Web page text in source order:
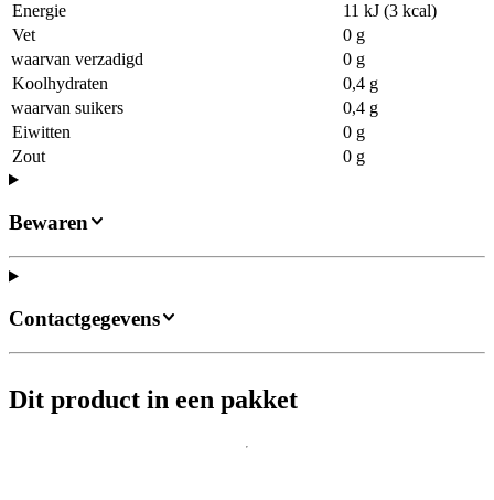
Energie
11 kJ (3 kcal)
Vet
0 g
waarvan verzadigd
0 g
Koolhydraten
0,4 g
waarvan suikers
0,4 g
Eiwitten
0 g
Zout
0 g
Bewaren
Contactgegevens
Dit product in een pakket